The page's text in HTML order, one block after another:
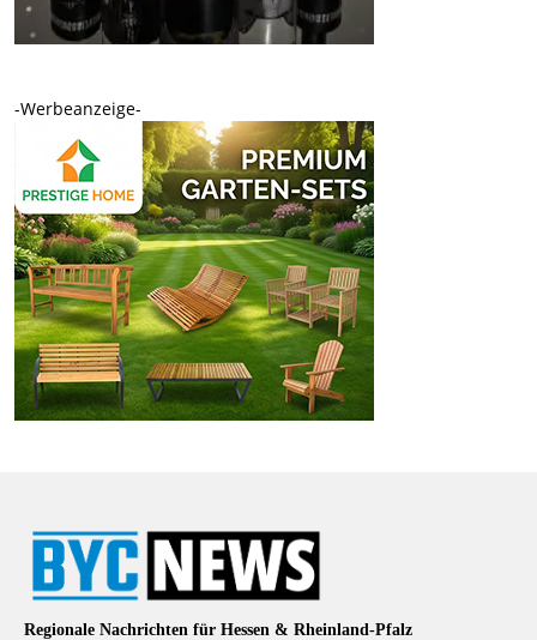
-Werbeanzeige-
Regionale Nachrichten für Hessen & Rheinland-Pfalz